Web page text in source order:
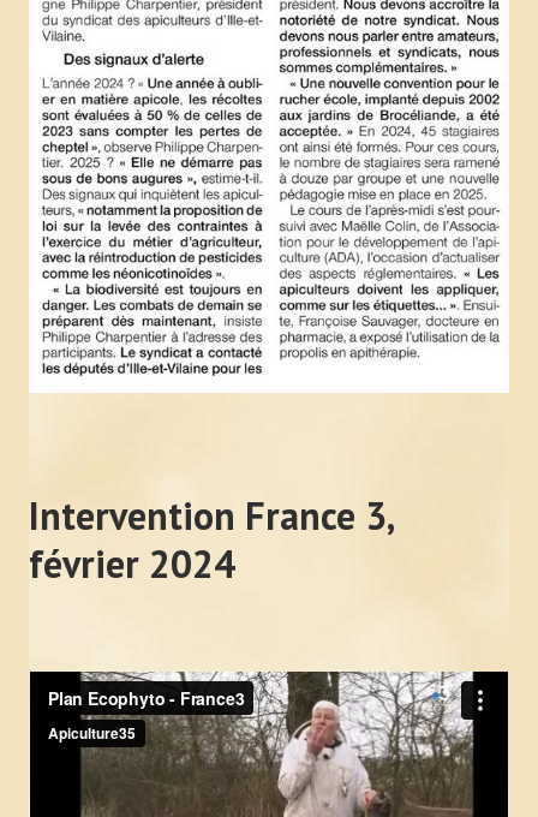
Intervention France 3,
février 2024